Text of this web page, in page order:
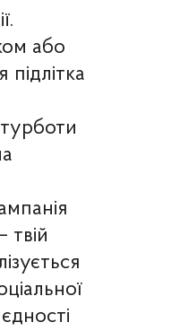
або
твій
єдності